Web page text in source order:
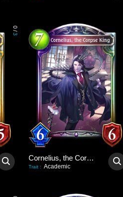
0
/
3
Cornelius, the Corpse King
Trait : Academic